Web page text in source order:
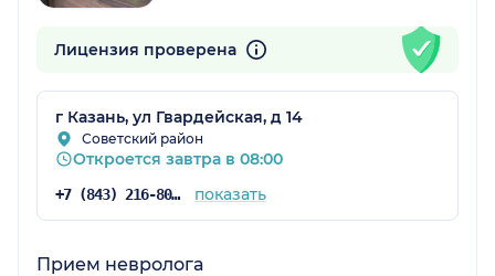
Лицензия проверена
г Казань, ул Гвардейская, д 14
Советский район
Откроется завтра в 08:00
+7 (843) 216-80-26 показать
Прием невролога